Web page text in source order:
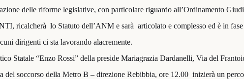
delle riforme legislative, con particolare riguardo all’Ordinamento
ricalcherà lo Statuto dell’ANM e sarà articolato e complesso ed è in
dirigenti ci sta lavorando alacremente.
Statale “Enzo Rossi” della preside Mariagrazia Dardanelli, Via del
del soccorso della Metro B – direzione Rebibbia, ore 12.00 inizierà un